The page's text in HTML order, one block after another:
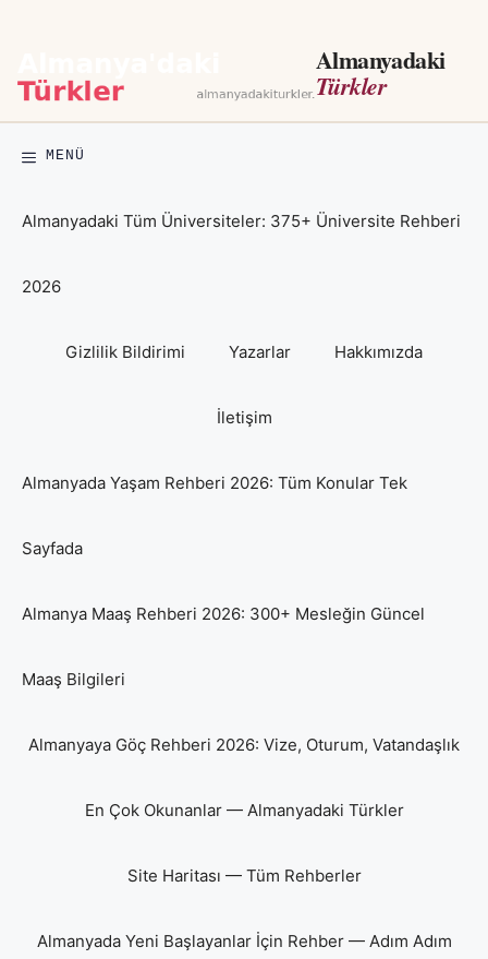
Almanyadaki
Türkler
MENÜ
Almanyadaki Tüm Üniversiteler: 375+ Üniversite Rehberi
2026
Gizlilik Bildirimi Yazarlar Hakkımızda
İletişim
Almanyada Yaşam Rehberi 2026: Tüm Konular Tek
Sayfada
Almanya Maaş Rehberi 2026: 300+ Mesleğin Güncel
Maaş Bilgileri
Almanyaya Göç Rehberi 2026: Vize, Oturum, Vatandaşlık
En Çok Okunanlar — Almanyadaki Türkler
Site Haritası — Tüm Rehberler
Almanyada Yeni Başlayanlar İçin Rehber — Adım Adım